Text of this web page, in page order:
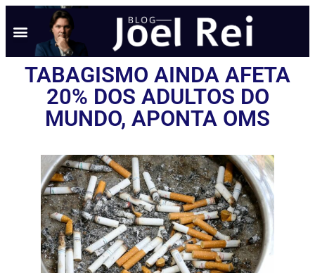
TABAGISMO AINDA AFETA
20% DOS ADULTOS DO
MUNDO, APONTA OMS